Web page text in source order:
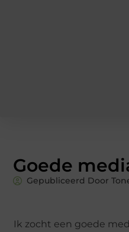
Goede
Gepubliceerd Door
Ik zocht een goede